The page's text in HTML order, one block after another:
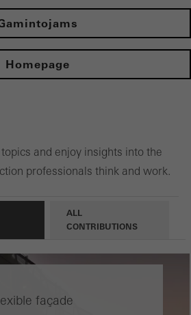
Homepage
and enjoy insights into the
professionals think and work.
ALL
CONTRIBUTIONS
façade